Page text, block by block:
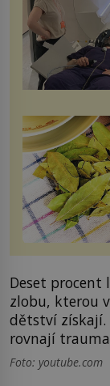
Deset procent
zlobu, kterou
dětství získají.
rovnají
Foto: youtube.com